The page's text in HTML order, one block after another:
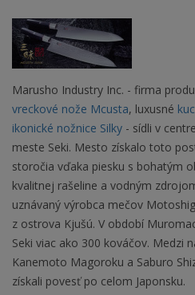
Marusho Industry Inc. - firma
vreckové nože Mcusta, luxusné
ikonické nožnice Silky - sídli v
meste Seki. Mesto získalo toto
storočia vďaka piesku s bohatým
kvalitnej rašeline a vodným
uznávaný výrobca mečov
z ostrova Kjušú. V období
Seki viac ako 300 kováčov. Medzi
Kanemoto Magoroku a Saburo
získali povesť po celom Japonsku.